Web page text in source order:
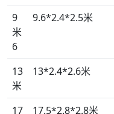
9
米
6
9.6*2.4*2.5米
13
米
13*2.4*2.6米
17
17.5*2.8*2.8米